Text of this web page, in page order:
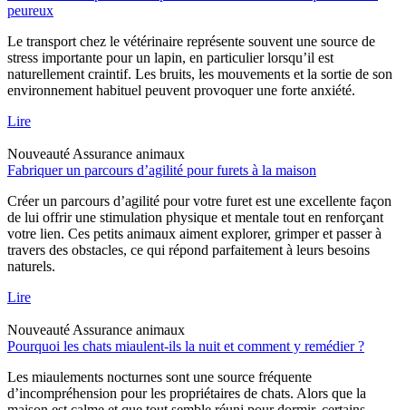
peureux
Le transport chez le vétérinaire représente souvent une source de
stress importante pour un lapin, en particulier lorsqu’il est
naturellement craintif. Les bruits, les mouvements et la sortie de son
environnement habituel peuvent provoquer une forte anxiété.
Lire
Nouveauté Assurance animaux
Fabriquer un parcours d’agilité pour furets à la maison
Créer un parcours d’agilité pour votre furet est une excellente façon
de lui offrir une stimulation physique et mentale tout en renforçant
votre lien. Ces petits animaux aiment explorer, grimper et passer à
travers des obstacles, ce qui répond parfaitement à leurs besoins
naturels.
Lire
Nouveauté Assurance animaux
Pourquoi les chats miaulent-ils la nuit et comment y remédier ?
Les miaulements nocturnes sont une source fréquente
d’incompréhension pour les propriétaires de chats. Alors que la